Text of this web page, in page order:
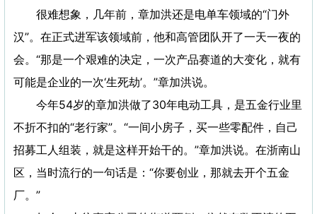
很难想象，几年前，章加洪还是电单车领域的“门外
汉”。在正式进军该领域前，他和高管团队开了一天一夜的
会。“那是一个艰难的决定，一次产品赛道的大变化，就有
可能是企业的一次‘生死劫’。”章加洪说。
今年54岁的章加洪做了30年电动工具，是五金行业里
不折不扣的“老行家”。“一间小房子，买一些零配件，自己
招募工人组装，就是这样开始干的。”章加洪说。在浙南山
区，当时流行的一句话是：“你要创业，那就去开个五金
厂。”